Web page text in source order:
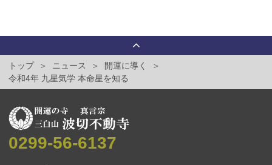
トップ ニュース
開運に導く
令和4年 九星気学 本命星を知る
0299-56-6137